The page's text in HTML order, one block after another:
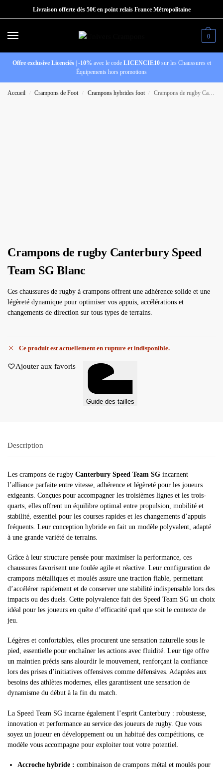
Livraison offerte dès 50€ en point relais France Métropolitaine
0
Offre exclusive Licenciés| -10% avec le code LICENCIE10sur les Chaussures et
Équipements hors promotions
Accueil / Crampons de Foot / Crampons hybrides foot / Crampons de rugby Canterbury Speed Team SG Blanc
Crampons de rugby Canterbury Speed
Team SG Blanc
Ces chaussures de rugby à crampons offrent une adhérence solide et une
légèreté dynamique pour optimiser vos appuis, accélérations et
changements de direction sur tous types de terrains.
Ce produit est actuellement en rupture et indisponible.
Ajouter aux favoris
Guide des tailles
Description
Les crampons de rugby Canterbury Speed Team SG incarnent
l’alliance parfaite entre vitesse, adhérence et légèreté pour les joueurs
exigeants. Conçues pour accompagner les troisièmes lignes et les trois-
quarts, elles offrent un équilibre optimal entre propulsion, mobilité et
stabilité, essentiel pour les courses rapides et les changements d’appuis
fréquents. Leur conception hybride en fait un modèle polyvalent, adapté
à une grande variété de terrains.
Grâce à leur structure pensée pour maximiser la performance, ces
chaussures favorisent une foulée agile et réactive. Leur configuration de
crampons métalliques et moulés assure une traction fiable, permettant
d’accélérer rapidement et de conserver une stabilité indispensable lors des
impacts ou des duels. Cette polyvalence fait des Speed Team SG un choix
idéal pour les joueurs en quête d’efficacité quel que soit le contexte de
jeu.
Légères et confortables, elles procurent une sensation naturelle sous le
pied, essentielle pour enchaîner les actions avec fluidité. Leur tige offre
un maintien précis sans alourdir le mouvement, renforçant la confiance
lors des prises d’initiatives offensives comme défensives. Adaptées aux
besoins des athlètes modernes, elles garantissent une sensation de
dynamisme du début à la fin du match.
La Speed Team SG incarne également l’esprit Canterbury : robustesse,
innovation et performance au service des joueurs de rugby. Que vous
soyez un joueur en développement ou un habitué des compétitions, ce
modèle vous accompagne pour exploiter tout votre potentiel.
Accroche hybride : combinaison de crampons métal et moulés pour